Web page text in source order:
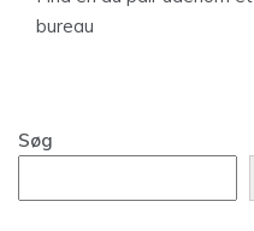
bureau
Søg